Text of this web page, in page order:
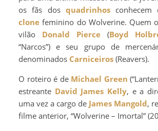
os fãs dos quadrinhosconhecem
clone feminino do Wolverine. Quem
vilão Donald Pierce(Boyd
“Narcos”) e seu grupo de
denominados Carniceiros (Reavers).
O roteiro é de Michael Green
estreante David James Kelly, e a
uma vez a cargo de James Mangold,
filme anterior, “Wolverine – Imortal”